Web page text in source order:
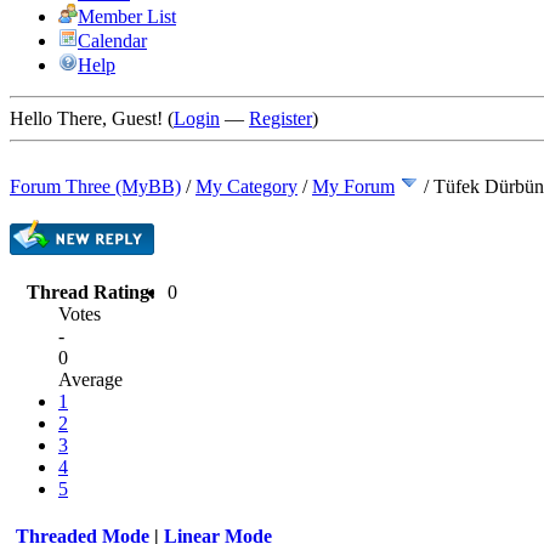
Member List
Calendar
Help
Hello There, Guest! (Login — Register)
Forum Three (MyBB) /My Category /My Forum /Tüfek
Thread Rating:
0
Votes
-
0
Average
1
2
3
4
5
Threaded Mode | Linear Mode